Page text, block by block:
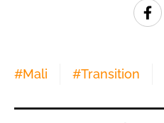
#Mali #Transition